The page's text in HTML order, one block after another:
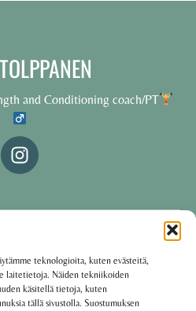
teknologioita, kuten evästeitä,
laitetietoja. Näiden tekniikoiden
käsitellä tietoja, kuten
tällä sivustolla. Suostumuksen
and Conditioning coach/PT
·Tietosuojakäytäntö